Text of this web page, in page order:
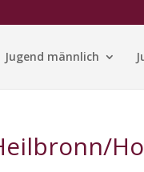
Jugend männlich